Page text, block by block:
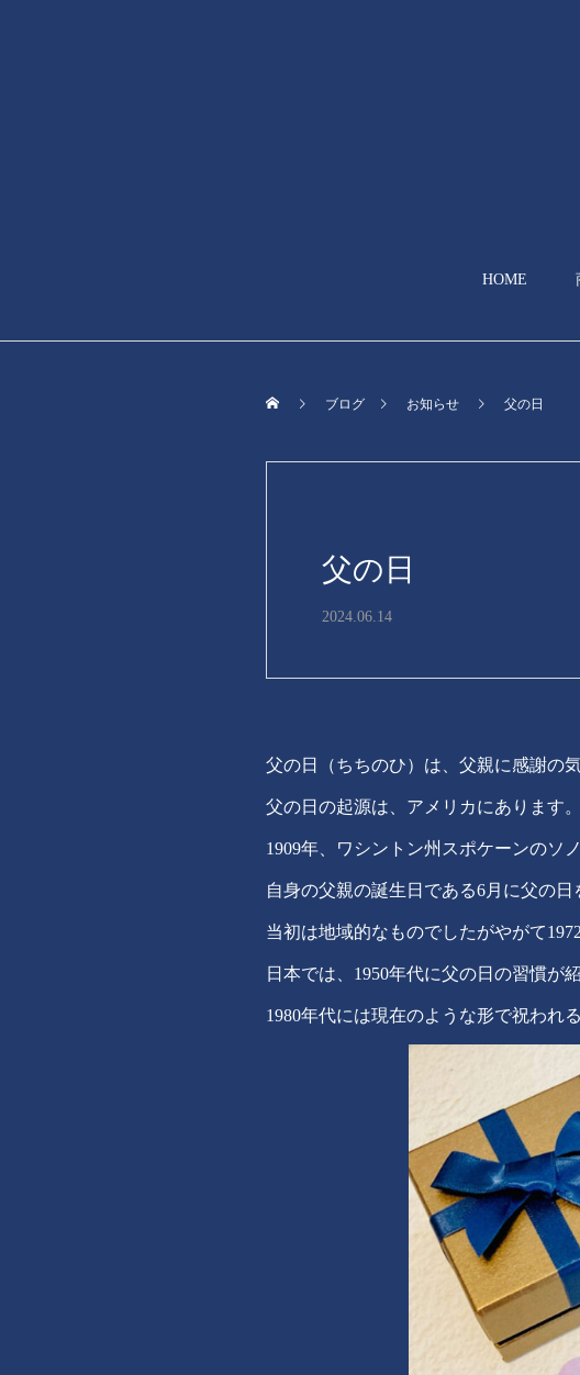
HOME
ブログ お知らせ 父の日
父の日
2024.06.14
父の日（ちちのひ）は、父親に感謝の
父の日の起源は、アメリカにあります。
1909年、ワシントン州スポケーンのソ
自身の父親の誕生日である6月に父の日
当初は地域的なものでしたがやがて
日本では、1950年代に父の日の習慣が
1980年代には現在のような形で祝われ